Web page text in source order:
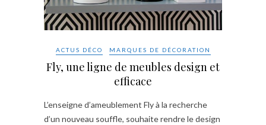
ACTUS DÉCO MARQUES DE DÉCORATION
Fly, une ligne de meubles design et
efficace
L’enseigne d’ameublement Fly à la recherche
d’un nouveau souffle, souhaite rendre le design